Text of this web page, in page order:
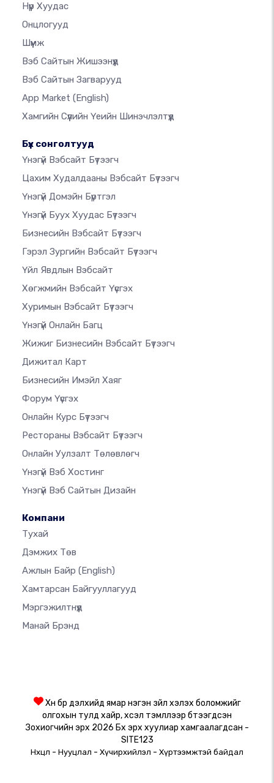
Нүүр Хуудас
Онцлогууд
Шүүмж
Вэб Сайтын Жишээнүүд
Вэб Сайтын Загварууд
App Market (English)
Хамгийн Сүүлийн Үеийн Шинэчлэлтүүд
Бүх сонголтууд
Үнэгүй Вэбсайт Бүтээгч
Цахим Худалдааны Вэбсайт Бүтээгч
Үнэгүй Домэйн Бүртгэл
Үнэгүй Буух Хуудас Бүтээгч
Бизнесийн Вэбсайт Бүтээгч
Гэрэл Зургийн Вэбсайт Бүтээгч
Үйл Явдлын Вэбсайт
Хөгжмийн Вэбсайт Үүсгэх
Хуримын Вэбсайт Бүтээгч
Үнэгүй Онлайн Багц
Жижиг Бизнесийн Вэбсайт Бүтээгч
Дижитал Карт
Бизнесийн Имэйл Хаяг
Форум Үүсгэх
Онлайн Курс Бүтээгч
Рестораны Вэбсайт Бүтээгч
Онлайн Уулзалт Төлөвлөгч
Үнэгүй Вэб Хостинг
Үнэгүй Вэб Сайтын Дизайн
Компани
Тухай
Дэмжих Төв
Ажлын Байр (English)
Хамтарсан Байгууллагууд
Мэргэжилтнүүд
Манай Брэнд
Хүн бүр дэлхийд ямар нэгэн зүйл хэлэх боломжийг
олгохын тулд хайр, хүсэл тэмүүллээр бүтээгдсэн
Зохиогчийн эрх 2026 Бүх эрх хуулиар хамгаалагдсан -
SITE123
Нөхцөл - Нууцлал - Хүчирхийлэл - Хүртээмжтэй байдал